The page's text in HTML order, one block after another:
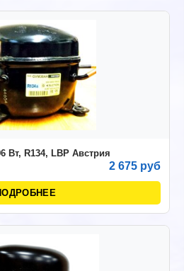
Вт, R134, LBP Австрия
2 675 руб